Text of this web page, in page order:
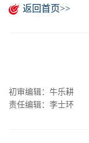
返回首页>>
初审编辑：牛乐耕
责任编辑：李士环